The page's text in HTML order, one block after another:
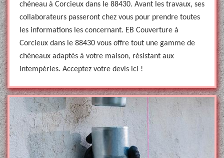
chéneau à Corcieux dans le 88430. Avant les travaux, ses
collaborateurs passeront chez vous pour prendre toutes
les informations les concernant. EB Couverture à
Corcieux dans le 88430 vous offre tout une gamme de
chéneaux adaptés à votre maison, résistant aux
intempéries. Acceptez votre devis ici !